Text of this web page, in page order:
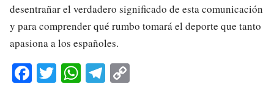
desentrañar el verdadero significado de esta comunicación
y para comprender qué rumbo tomará el deporte que tanto
apasiona a los españoles.
Fa T W Te